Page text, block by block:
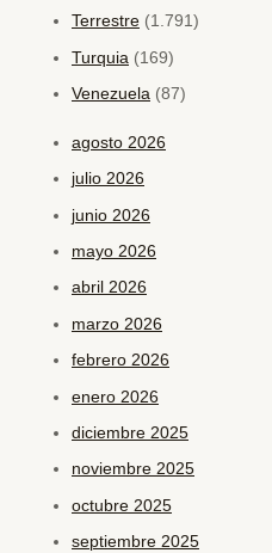
Terrestre (1.791)
Turquia (169)
Venezuela (87)
agosto 2026
julio 2026
junio 2026
mayo 2026
abril 2026
marzo 2026
febrero 2026
enero 2026
diciembre 2025
noviembre 2025
octubre 2025
septiembre 2025